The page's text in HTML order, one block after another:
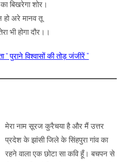
बिखरेगा शोर।
हो अरे मानव तू
भी होगा दौर।।
पुराने विश्वासों की तोड़ जंजीरें “
मेरा नाम सूरज कुरैचया है और मैं उत्तर
प्रदेश के झांसी जिले के सिंहपुरा गांव का
रहने वाला एक छोटा सा कवि हूँ। बचपन से